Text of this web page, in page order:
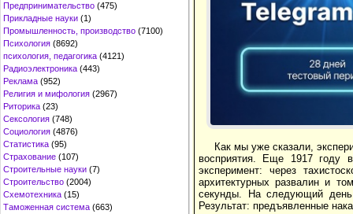
Предпринимательство (475)
Прикладные науки (1)
Промышленность, производство (7100)
Психология (8692)
психология, педагогика (4121)
Радиоэлектроника (443)
Реклама (952)
Религия и мифология (2967)
Риторика (23)
Сексология (748)
Социология (4876)
Статистика (95)
Страхование (107)
Строительные науки (7)
Строительство (2004)
Схемотехника (15)
Таможенная система (663)
Как мы уже сказали,
восприятия. Еще 1917 году
эксперимент: через
архитектурных развалин и
секунды. На следующий
Результат: предъявленные